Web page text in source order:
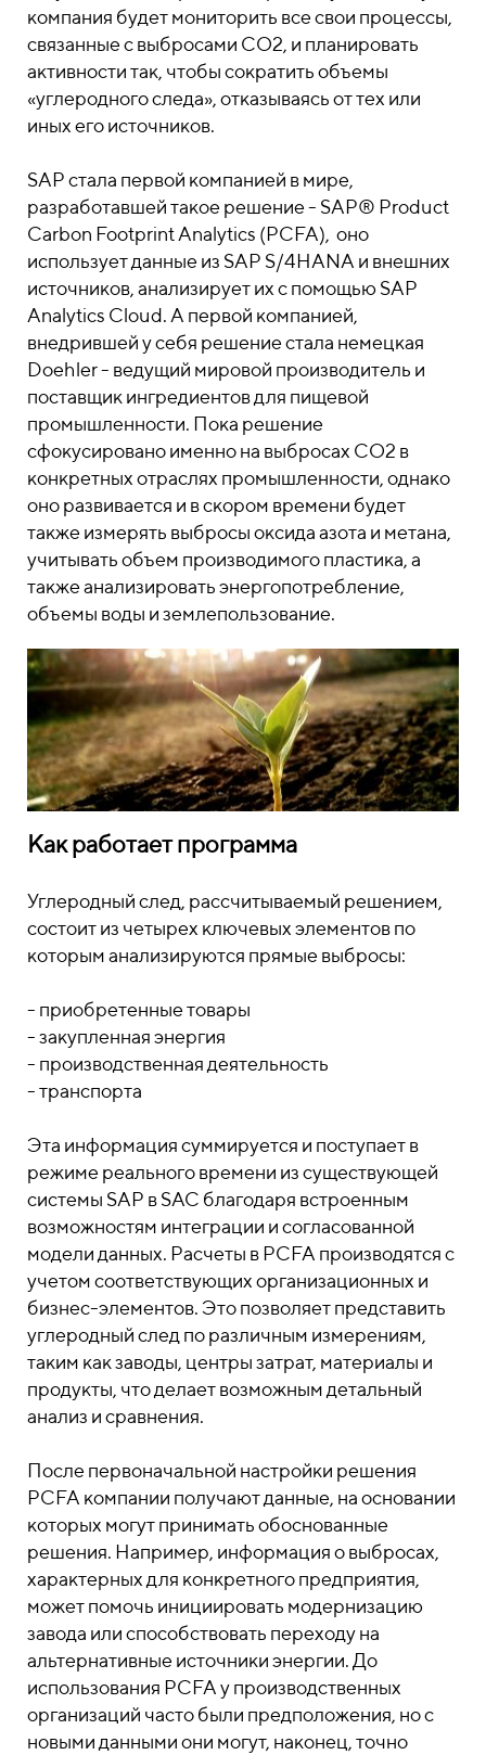
компания будет мониторить все свои процессы,
связанные с выбросами CO2, и планировать
активности так, чтобы сократить объемы
«углеродного следа», отказываясь от тех или
иных его источников.
SAP стала первой компанией в мире,
разработавшей такое решение - SAP® Product
Carbon Footprint Analytics (PCFA), оно
использует данные из SAP S/4HANA и внешних
источников, анализирует их с помощью SAP
Analytics Cloud. А первой компанией,
внедрившей у себя решение стала немецкая
Doehler - ведущий мировой производитель и
поставщик ингредиентов для пищевой
промышленности. Пока решение
сфокусировано именно на выбросах CO2 в
конкретных отраслях промышленности, однако
оно развивается и в скором времени будет
также измерять выбросы оксида азота и метана,
учитывать объем производимого пластика, а
также анализировать энергопотребление,
объемы воды и землепользование.
Как работает программа
Углеродный след, рассчитываемый решением,
состоит из четырех ключевых элементов по
которым анализируются прямые выбросы:
- приобретенные товары
- закупленная энергия
- производственная деятельность
- транспорта
Эта информация суммируется и поступает в
режиме реального времени из существующей
системы SAP в SAC благодаря встроенным
возможностям интеграции и согласованной
модели данных. Расчеты в PCFA производятся с
учетом соответствующих организационных и
бизнес-элементов. Это позволяет представить
углеродный след по различным измерениям,
таким как заводы, центры затрат, материалы и
продукты, что делает возможным детальный
анализ и сравнения.
После первоначальной настройки решения
PCFA компании получают данные, на основании
которых могут принимать обоснованные
решения. Например, информация о выбросах,
характерных для конкретного предприятия,
может помочь инициировать модернизацию
завода или способствовать переходу на
альтернативные источники энергии. До
использования PCFA у производственных
организаций часто были предположения, но с
новыми данными они могут, наконец, точно